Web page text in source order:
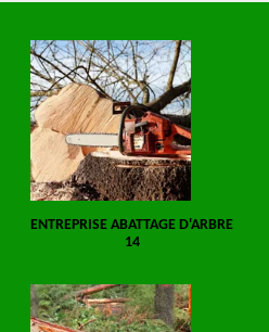
ENTREPRISE ABATTAGE D'ARBRE
14